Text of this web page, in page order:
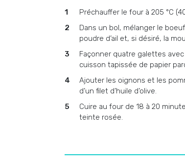
Préchauffer le four à 205 °C
Dans un bol, mélanger le
poudre d’ail et, si désiré, la
Façonner quatre galettes
cuisson tapissée de papier
Ajouter les oignons et les
d’un filet d’huile d’olive.
Cuire au four de 18 à 20
teinte rosée.